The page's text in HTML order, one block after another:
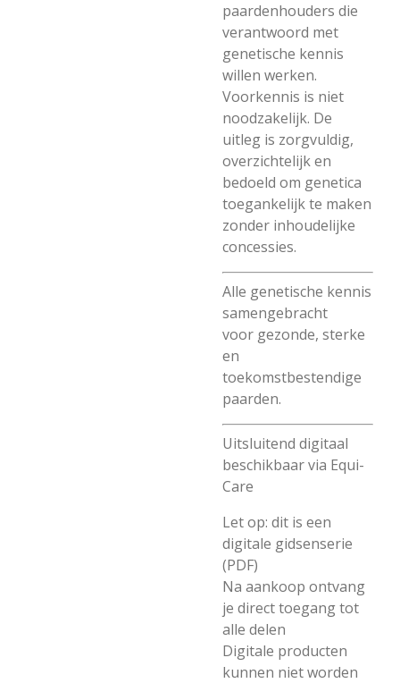
paardenhouders die
verantwoord met
genetische kennis
willen werken.
Voorkennis is niet
noodzakelijk. De
uitleg is zorgvuldig,
overzichtelijk en
bedoeld om genetica
toegankelijk te maken
zonder inhoudelijke
concessies.
Alle genetische kennis
samengebracht
voor gezonde, sterke
en
toekomstbestendige
paarden.
Uitsluitend digitaal
beschikbaar via Equi-
Care
Let op: dit is een
digitale gidsenserie
(PDF)
Na aankoop ontvang
je direct toegang tot
alle delen
Digitale producten
kunnen niet worden